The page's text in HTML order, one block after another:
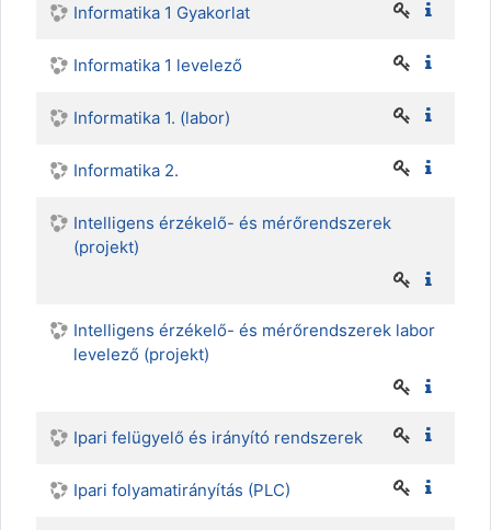
Informatika 1 Gyakorlat
Informatika 1 levelező
Informatika 1. (labor)
Informatika 2.
Intelligens érzékelő- és mérőrendszerek
(projekt)
Intelligens érzékelő- és mérőrendszerek labor
levelező (projekt)
Ipari felügyelő és irányító rendszerek
Ipari folyamatirányítás (PLC)